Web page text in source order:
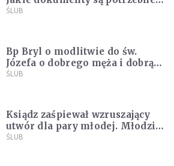
do ślubu konkordatowego?
ŚLUB
Bp Bryl o modlitwie do św.
Józefa o dobrego męża i dobrą
żonę: Nie bójmy się wołać do
ŚLUB
Ksiądz zaśpiewał wzruszający
utwór dla pary młodej. Młodzi
nie kryli wzruszenia [MUZYKA]
ŚLUB